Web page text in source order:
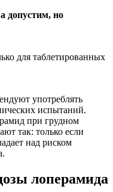
допустим, но
для таблетированных
употреблять
испытаний.
при грудном
так: только если
над риском
лоперамида